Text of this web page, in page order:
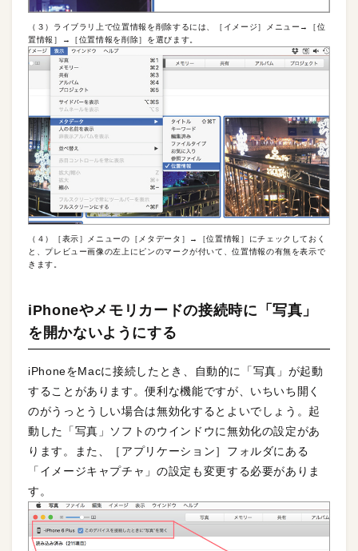
（３）ライブラリ上で位置情報を削除するには、［イメージ］メニュー→［位
置情報］→［位置情報を削除］を選びます。
（４）［表示］メニューの［メタデータ］→［位置情報］にチェックしておく
と、プレビュー画像の左上にピンのマークが付いて、位置情報の有無を表示で
きます。
iPhoneやメモリカードの接続時に「写真」
を開かないようにする
iPhoneをMacに接続したとき、自動的に「写真」が起動
することがあります。便利な機能ですが、いちいち開く
のがうっとうしい場合は無効化するとよいでしょう。起
動した「写真」ソフトのウインドウに無効化の設定があ
ります。また、［アプリケーション］フォルダにある
「イメージキャプチャ」の設定も変更する必要がありま
す。